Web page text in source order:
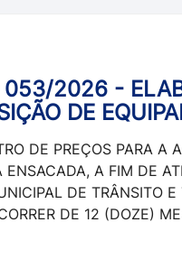
053/2026 -
DE
DE PREÇOS PARA A
A FIM DE
DE TRÂNSITO
DE 12 (DOZE)